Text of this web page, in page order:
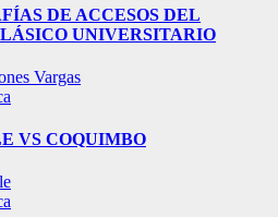
DE ACCESOS DEL
UNIVERSITARIO
Vargas
VS COQUIMBO